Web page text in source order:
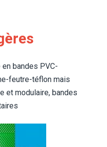
bandes PVC-
feutre-téflon mais
et modulaire, bandes